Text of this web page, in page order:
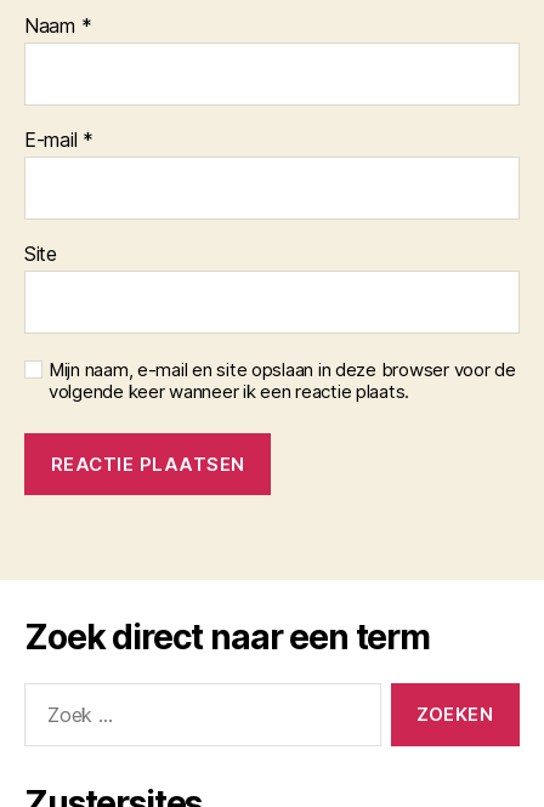
Naam *
E-mail *
Site
Mijn naam, e-mail en site opslaan in deze browser voor de
volgende keer wanneer ik een reactie plaats.
Zoek direct naar een term
naar: